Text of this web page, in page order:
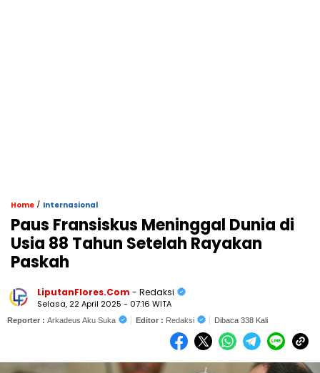
Home / Internasional
Paus Fransiskus Meninggal Dunia di
Usia 88 Tahun Setelah Rayakan
Paskah
LiputanFlores.Com - Redaksi
Selasa, 22 April 2025 - 07:16 WITA
Reporter : Arkadeus Aku Suka Editor : Redaksi Dibaca 338 Kali